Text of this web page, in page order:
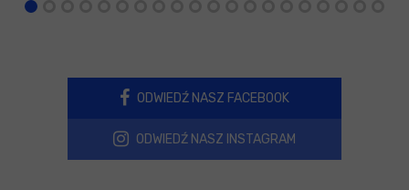
ODWIEDŹ NASZ FACEBOOK
ODWIEDŹ NASZ INSTAGRAM